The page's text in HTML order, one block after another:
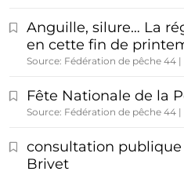
Anguille, silure… La
en cette fin de
Source: Fédération de pêche 44
Fête Nationale de la
Source: Fédération de pêche 44
consultation publique
Brivet